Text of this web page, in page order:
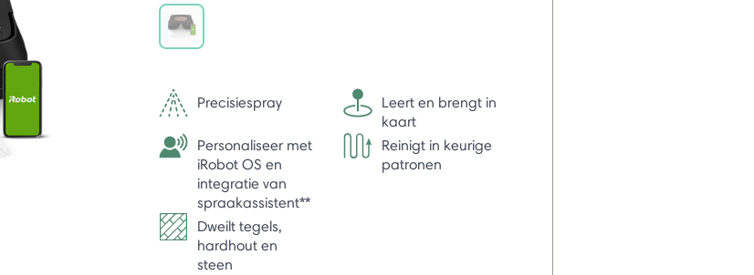
Precisiespray
Leert en brengt in
kaart
Personaliseer met
iRobot OS en
integratie van
spraakassistent**
Reinigt in keurige
patronen
Dweilt tegels,
hardhout en
steen